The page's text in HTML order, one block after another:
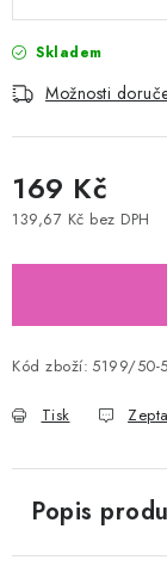
Skladem
Možnosti
169 Kč
139,67 Kč bez DPH
Kód zboží: 5199/50-
Tisk
Popis